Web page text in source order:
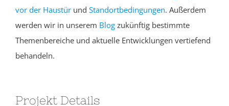
vor der Haustür und Standortbedingungen. Außerdem
werden wir in unserem Blog zukünftig bestimmte
Themenbereiche und aktuelle Entwicklungen vertiefend
behandeln.
Projekt Details